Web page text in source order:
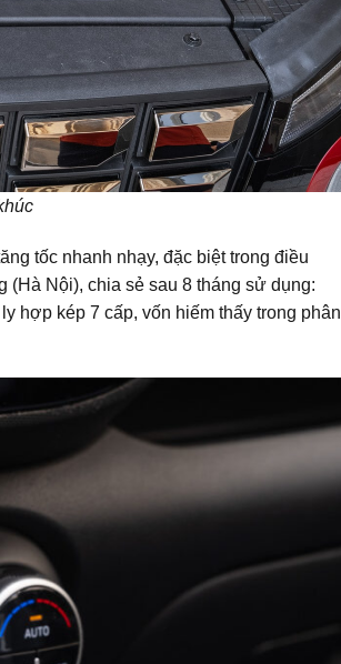
tốc nhanh nhạy, đặc biệt trong điều
(Hà Nội), chia sẻ sau 8 tháng sử dụng:
hợp kép 7 cấp, vốn hiếm thấy trong phân